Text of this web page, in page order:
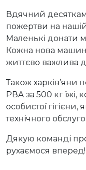
Вдячний
пожертви на
Маленькі донати
Кожна нова
життєво важлива
Також
РВА за 500 кг їжі,
особистої
технічного
Дякую команді
рухаємося вперед!